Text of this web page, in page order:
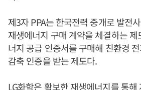
제3자 PPA는 한국전력 중개로 발전
재생에너지 구매 계약을 체결하는 제
너지 공급 인증서를 구매해 친환경
감축 인증을 받는 제도다.
LG화학은 확보한 재생에너지를 통